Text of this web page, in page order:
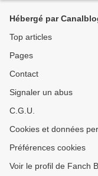
Hébergé par
Top articles
Pages
Contact
Signaler un abus
C.G.U.
Cookies et données
Préférences cookies
Voir le profil de Fanch